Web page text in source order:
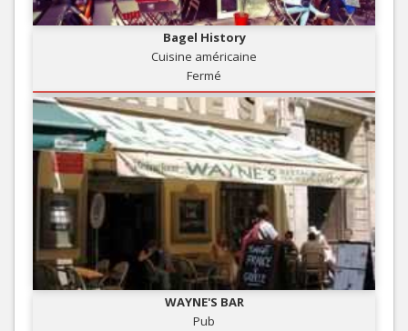
Bagel History
Cuisine américaine
Fermé
WAYNE'S BAR
Pub